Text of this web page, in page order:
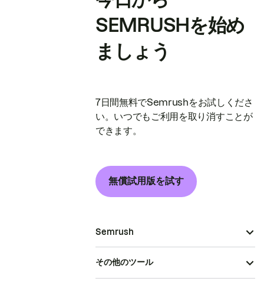
SEMRUSHを始め
ましょう
7日間無料でSemrushをお試しくださ
い。いつでもご利用を取り消すことが
できます。
無償試用版を試す
Semrush
その他のツール